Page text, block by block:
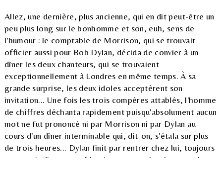
Allez, une dernière, plus ancienne, qui en dit peut-être un
peu plus long sur le bonhomme et son, euh, sens de
l'humour : le comptable de Morrison, qui se trouvait
officier aussi pour Bob Dylan, décida de convier à un
dîner les deux chanteurs, qui se trouvaient
exceptionnellement à Londres en même temps. À sa
grande surprise, les deux idoles acceptèrent son
invitation... Une fois les trois compères attablés, l'homme
de chiffres déchanta rapidement puisqu'absolument aucun
mot ne fut prononcé ni par Morrison ni par Dylan au
cours d'un dîner interminable qui, dit-on, s'étala sur plus
de trois heures... Dylan finit par rentrer chez lui, toujours
sans avoir dit un mot. Morrison se pencha alors vers le